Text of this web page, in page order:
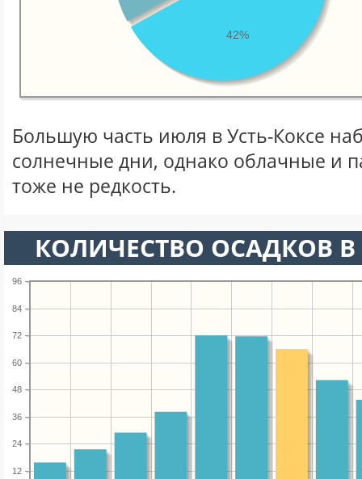
42%
Большую часть июля в Усть-Коксе
солнечные дни, однако облачные и
тоже не редкость.
КОЛИЧЕСТВО ОСАДКОВ
12
24
36
48
60
72
84
96